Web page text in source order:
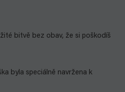
bitvě bez obav, že si poškodíš
byla speciálně navržena k